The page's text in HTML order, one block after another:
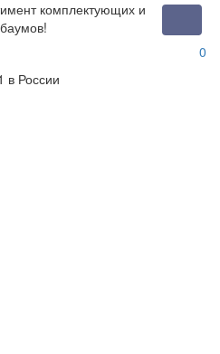
комплектующих и
0
в России